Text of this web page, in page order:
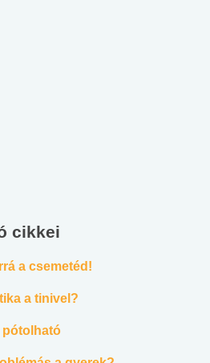
cikkei
a csemetéd!
a tinivel?
pótolható